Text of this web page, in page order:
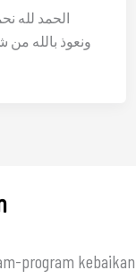
ونعوذ بالله من
program kebaikan